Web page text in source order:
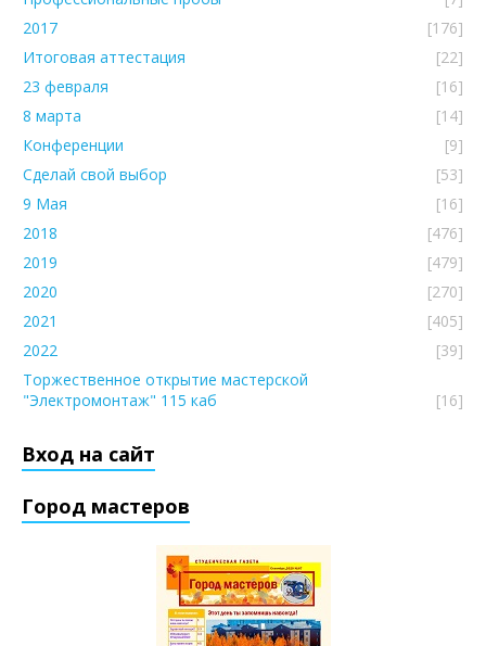
2017
[176]
Итоговая аттестация
[22]
23 февраля
[16]
8 марта
[14]
Конференции
[9]
Сделай свой выбор
[53]
9 Мая
[16]
2018
[476]
2019
[479]
2020
[270]
2021
[405]
2022
[39]
Торжественное открытие мастерской
"Электромонтаж" 115 каб
[16]
Вход на сайт
Город мастеров